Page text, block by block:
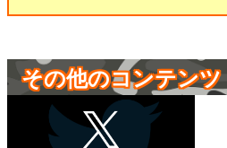
その他のコンテン